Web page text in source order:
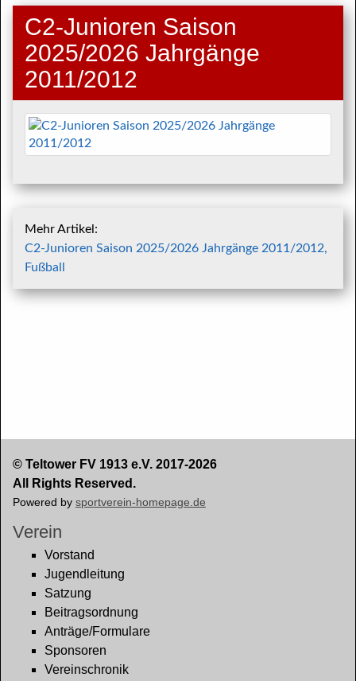
C2-Junioren Saison
2025/2026 Jahrgänge
2011/2012
Mehr Artikel:
C2-Junioren Saison 2025/2026 Jahrgänge 2011/2012,
Fußball
© Teltower FV 1913 e.V. 2017-2026
All Rights Reserved.
Powered by sportverein-homepage.de
Verein
Vorstand
Jugendleitung
Satzung
Beitragsordnung
Anträge/Formulare
Sponsoren
Vereinschronik